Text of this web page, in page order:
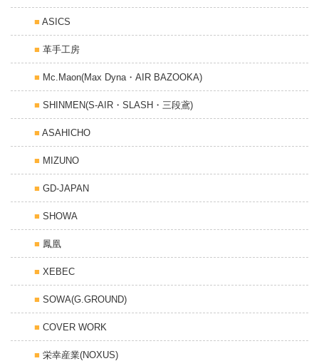
ASICS
革手工房
Mc.Maon(Max Dyna・AIR BAZOOKA)
SHINMEN(S-AIR・SLASH・三段鳶)
ASAHICHO
MIZUNO
GD-JAPAN
SHOWA
鳳凰
XEBEC
SOWA(G.GROUND)
COVER WORK
栄幸産業(NOXUS)